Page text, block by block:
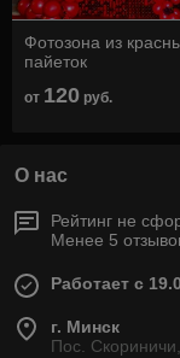
Фотозона из
пайеток
от 120 руб.
О нас
Рейтинг не
Менее 5
Работает с
г. Минск
Пос.